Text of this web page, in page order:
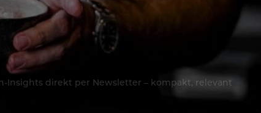
Insights direkt per Newsletter – kompakt, relevant